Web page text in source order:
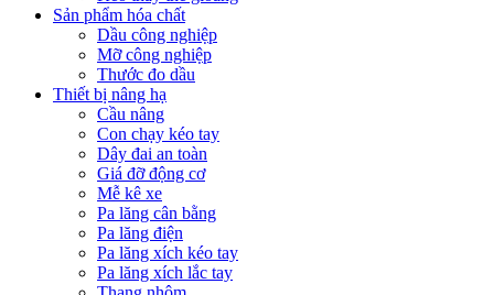
Sản phẩm hóa chất
Dầu công nghiệp
Mỡ công nghiệp
Thước đo dầu
Thiết bị nâng hạ
Cầu nâng
Con chạy kéo tay
Dây đai an toàn
Giá đỡ động cơ
Mễ kê xe
Pa lăng cân bằng
Pa lăng điện
Pa lăng xích kéo tay
Pa lăng xích lắc tay